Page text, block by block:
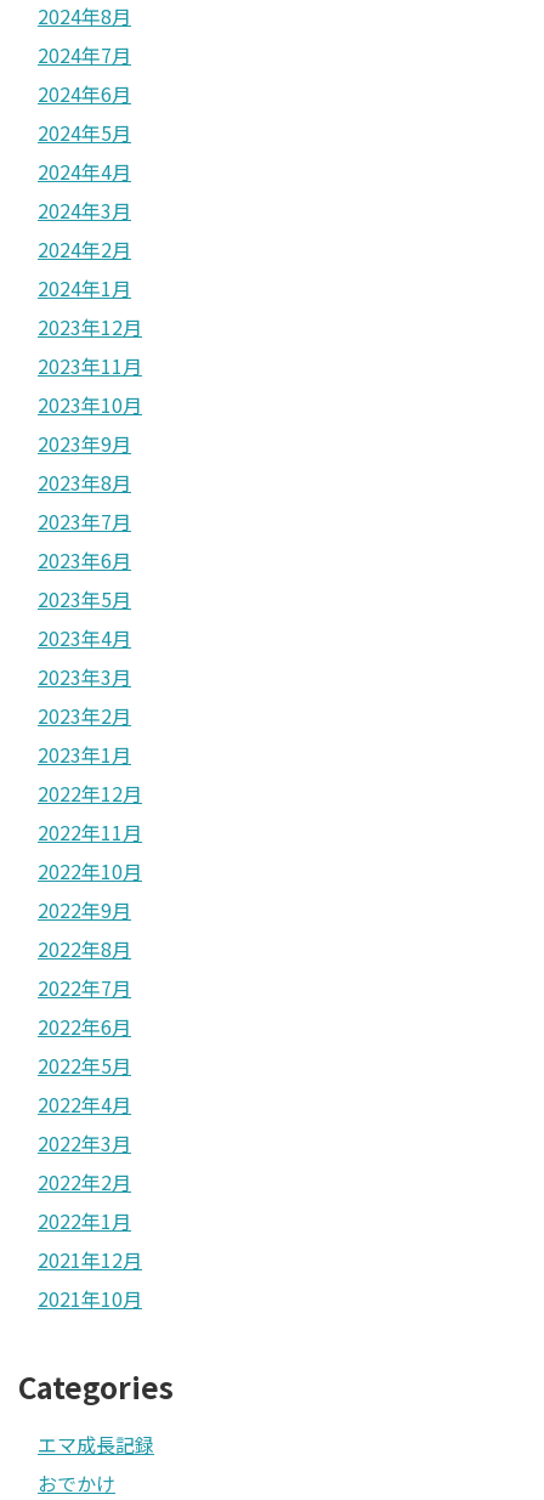
2024年8月
2024年7月
2024年6月
2024年5月
2024年4月
2024年3月
2024年2月
2024年1月
2023年12月
2023年11月
2023年10月
2023年9月
2023年8月
2023年7月
2023年6月
2023年5月
2023年4月
2023年3月
2023年2月
2023年1月
2022年12月
2022年11月
2022年10月
2022年9月
2022年8月
2022年7月
2022年6月
2022年5月
2022年4月
2022年3月
2022年2月
2022年1月
2021年12月
2021年10月
Categories
エマ成長記録
おでかけ